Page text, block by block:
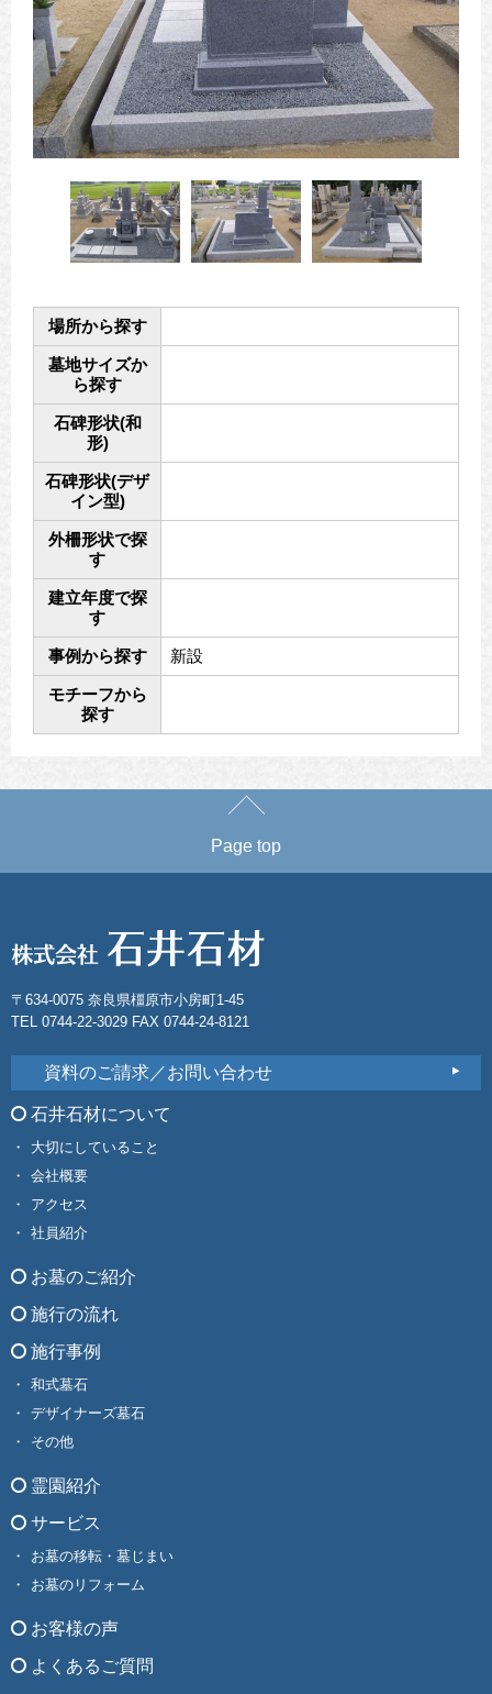
場所から探す
墓地サイズか
ら探す
石碑形状(和
形)
石碑形状(デザ
イン型)
外柵形状で探
す
建立年度で探
す
事例から探す 新設
モチーフから
探す
Page top
〒634-0075 奈良県橿原市小房町1-45
TEL 0744-22-3029 FAX 0744-24-8121
資料のご請求／お問い合わせ
石井石材について
大切にしていること
会社概要
アクセス
社員紹介
お墓のご紹介
施行の流れ
施行事例
和式墓石
デザイナーズ墓石
その他
霊園紹介
サービス
お墓の移転・墓じまい
お墓のリフォーム
お客様の声
よくあるご質問